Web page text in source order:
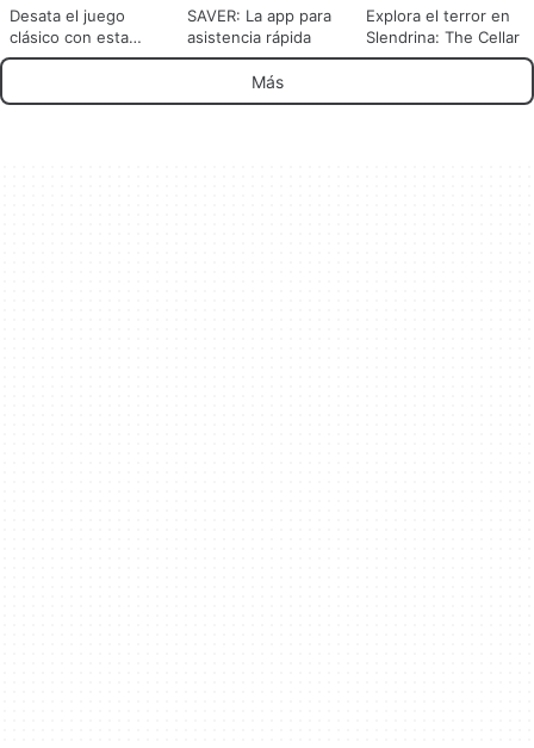
Desata el juego
clásico con esta
aplicación gratuita
SAVER: La app para
asistencia rápida
Explora el terror en
Slendrina: The Cellar
Más